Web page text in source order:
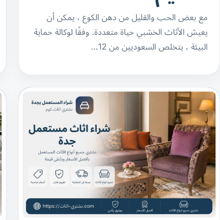
مع بعض الحب والقليل من دهن الكوع ، يمكن أن
يعيش الأثاث الخشبي حياة متعددة. وفقًا لوكالة حماية
البيئة ، يتخلص السعوديين من 12…